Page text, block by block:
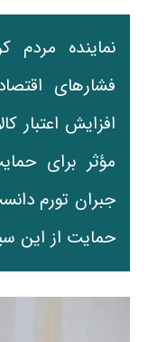
نماینده مردم
فشارهای
افزایش اعتبار
مؤثر برای
جبران تورم
حمایت از این